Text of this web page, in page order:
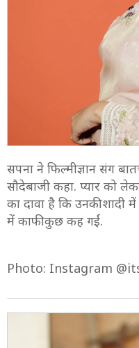
सपना ने फिल्मीज्ञान संग
सौदेबाजी कहा. प्यार को
का दावा है कि उनकी शादी
में काफी कुछ कह गईं.
Photo: Instagram